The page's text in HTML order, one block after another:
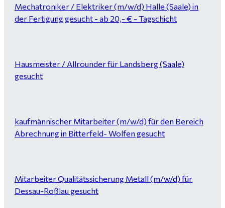
Mechatroniker / Elektriker (m/w/d) Halle (Saale) in
der Fertigung gesucht - ab 20,- € - Tagschicht
Hausmeister / Allrounder für Landsberg (Saale)
gesucht
kaufmännischer Mitarbeiter (m/w/d) für den Bereich
Abrechnung in Bitterfeld- Wolfen gesucht
Mitarbeiter Qualitätssicherung Metall (m/w/d) für
Dessau-Roßlau gesucht